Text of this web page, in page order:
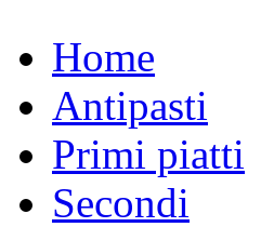
Home
Antipasti
Primi piatti
Secondi